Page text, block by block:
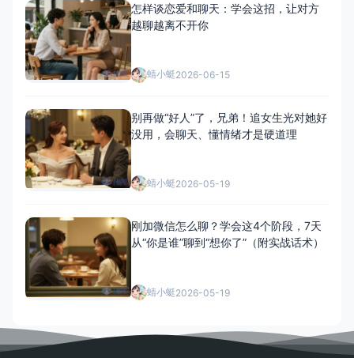
怎样谈恋爱和聊天：学会这招，让对方
越聊越离不开你
蜻小蜓2026-06-15
别再做“好人”了，兄弟！追女生光对她好
没用，会聊天、懂情绪才是硬道理
蜻小蜓2026-05-19
刚加微信怎么聊？学会这4个阶段，7天
从“你是谁”聊到“想你了”（附实战话术）
蜻小蜓2026-05-19